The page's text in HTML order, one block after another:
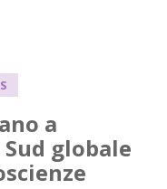
a
globale